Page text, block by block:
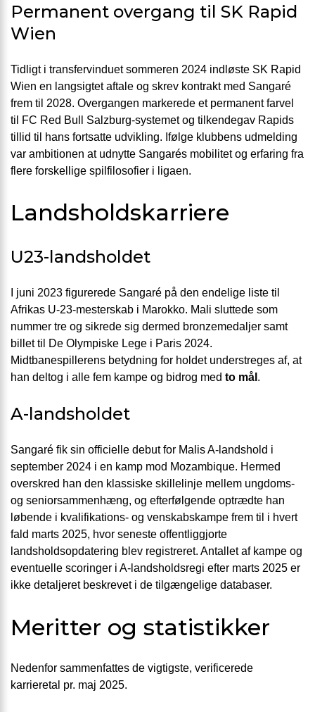
Permanent overgang til SK Rapid
Wien
Tidligt i transfervinduet sommeren 2024 indløste SK Rapid
Wien en langsigtet aftale og skrev kontrakt med Sangaré
frem til 2028. Overgangen markerede et permanent farvel
til FC Red Bull Salzburg-systemet og tilkendegav Rapids
tillid til hans fortsatte udvikling. Ifølge klubbens udmelding
var ambitionen at udnytte Sangarés mobilitet og erfaring fra
flere forskellige spilfilosofier i ligaen.
Landsholdskarriere
U23-landsholdet
I juni 2023 figurerede Sangaré på den endelige liste til
Afrikas U-23-mesterskab i Marokko. Mali sluttede som
nummer tre og sikrede sig dermed bronzemedaljer samt
billet til De Olympiske Lege i Paris 2024.
Midtbanespillerens betydning for holdet understreges af, at
han deltog i alle fem kampe og bidrog med to mål .
A-landsholdet
Sangaré fik sin officielle debut for Malis A-landshold i
september 2024 i en kamp mod Mozambique. Hermed
overskred han den klassiske skillelinje mellem ungdoms-
og seniorsammenhæng, og efterfølgende optrædte han
løbende i kvalifikations- og venskabskampe frem til i hvert
fald marts 2025, hvor seneste offentliggjorte
landsholdsopdatering blev registreret. Antallet af kampe og
eventuelle scoringer i A-landsholdsregi efter marts 2025 er
ikke detaljeret beskrevet i de tilgængelige databaser.
Meritter og statistikker
Nedenfor sammenfattes de vigtigste, verificerede
karrieretal pr. maj 2025.